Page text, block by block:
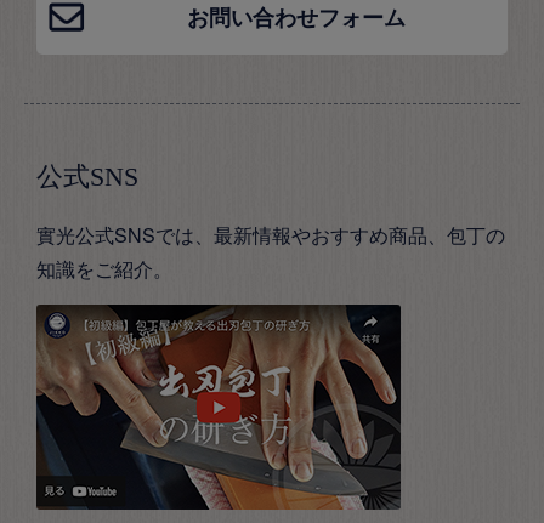
お問い合わせフォーム
公式SNS
實光公式SNSでは、最新情報やおすすめ商品、包丁の
知識をご紹介。